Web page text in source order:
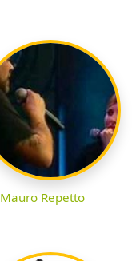
Mauro Repetto